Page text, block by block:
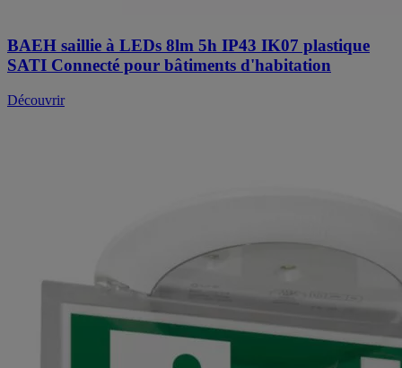
BAEH saillie à LEDs 8lm 5h IP43 IK07 plastique
SATI Connecté pour bâtiments d'habitation
Découvrir